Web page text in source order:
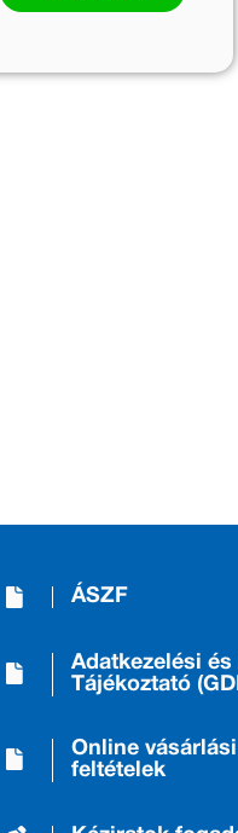
ÁSZF
Adatkezelési és
Tájékoztató
Online
feltételek